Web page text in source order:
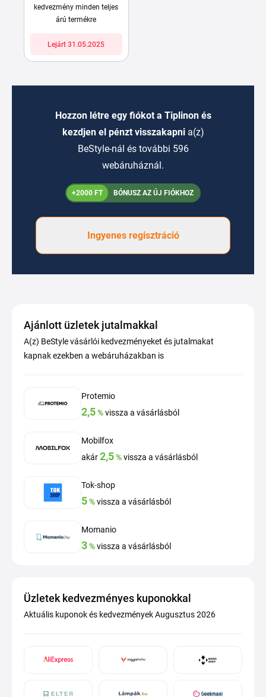
kedvezmény minden teljes
árú termékre
Lejárt 31.05.2025
Hozzon létre egy fiókot a Tiplinon és
kezdjen el pénzt visszakapni a(z)
BeStyle-nál és további 596
webáruháznál.
+2000 FT BÓNUSZ AZ ÚJ FIÓKHOZ
Ingyenes regisztráció
Ajánlott üzletek jutalmakkal
A(z) BeStyle vásárlói kedvezményeket és jutalmakat
kapnak ezekben a webáruházakban is
Protemio
2,5%vissza a vásárlásból
Mobilfox
akár2,5%vissza a vásárlásból
Tok-shop
5%vissza a vásárlásból
Momanio
3%vissza a vásárlásból
Üzletek kedvezményes kuponokkal
Aktuális kuponok és kedvezmények Augusztus 2026